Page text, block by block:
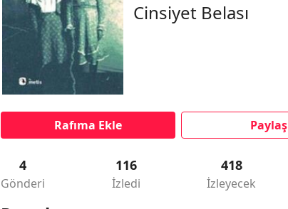
Cinsiyet Belası
Rafıma Ekle Paylaş
4
Gönderi
116
İzledi
418
İzleyecek